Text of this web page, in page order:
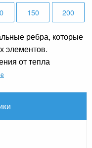
150 200
ребра, которые
элементов.
от тепла